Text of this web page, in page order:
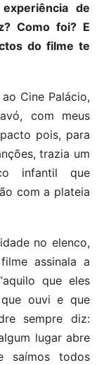
de
Como foi? E
do filme te
Cine Palácio,
com meus
pois, para
trazia um
infantil que
com a plateia
no elenco,
assinala a
que eles
que ouvi e que
sempre diz:
lugar abre
saímos todos